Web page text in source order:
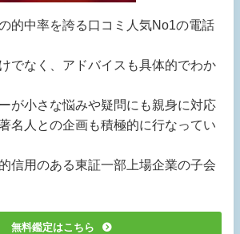
的中率を誇る口コミ人気No1の電話
でなく、アドバイスも具体的でわか
が小さな悩みや疑問にも親身に対応
名人との企画も積極的に行なってい
信用のある東証一部上場企業の子会
無料鑑定はこちら